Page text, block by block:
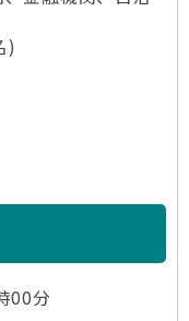
)
00分